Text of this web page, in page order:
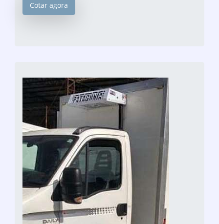
Cotar agora